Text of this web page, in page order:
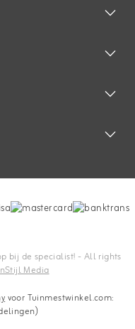
bij de specialist! - All rights
Media
voor Tuinmestwinkel.com: